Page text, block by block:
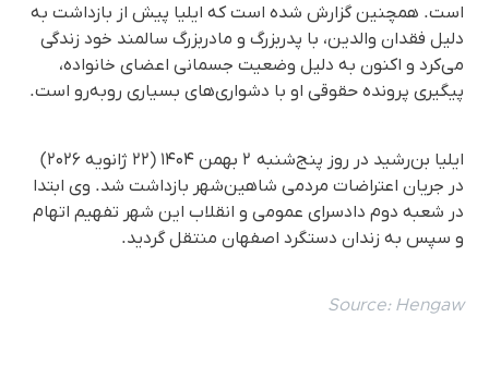
است. همچنین گزارش شده است که ایلیا پیش از بازداشت به
دلیل فقدان والدین، با پدربزرگ و مادربزرگ سالمند خود زندگی
می‌کرد و اکنون به دلیل وضعیت جسمانی اعضای خانواده،
پیگیری پرونده حقوقی او با دشواری‌های بسیاری روبه‌رو است.
ایلیا بن‌رشید در روز پنج‌شنبه ۲ بهمن ۱۴۰۴ (۲۲ ژانویه ۲۰۲۶)
در جریان اعتراضات مردمی شاهین‌شهر بازداشت شد. وی ابتدا
در شعبه دوم دادسرای عمومی و انقلاب این شهر تفهیم اتهام
و سپس به زندان دستگرد اصفهان منتقل گردید.
Source: Hengaw